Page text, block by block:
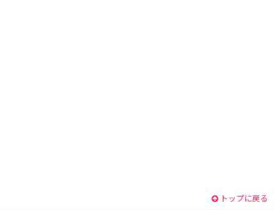
トップに戻る